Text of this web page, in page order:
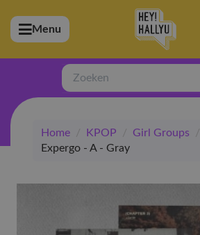
(Artiesten)
(Merchandise)
(Exclusive)
(Winkel)
Menu
Zoeken
Home / KPOP / Girl Groups /
Expergo - A - Gray